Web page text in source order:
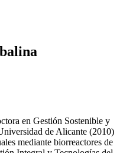
en Gestión Sostenible y
de Alicante (2010)
mediante biorreactores de